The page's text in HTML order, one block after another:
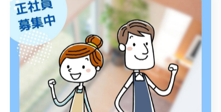
め、短時間で高い清掃効果が期待できます。これによ
り、定期的に綺麗な環境を維持しつつ、自分の時間を大
切にすることができます。
専門的な清掃技術の活用
清掃代行サービスでは、専門的な清掃技術が活用されて
おり、これが大きな魅力の一つです。特に、上田市では